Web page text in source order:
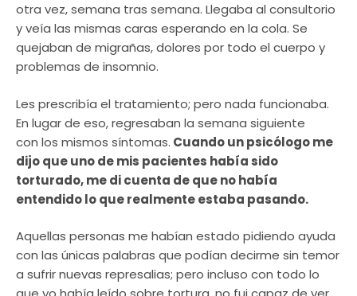
otra vez, semana tras semana. Llegaba al consultorio
y veía las mismas caras esperando en la cola. Se
quejaban de migrañas, dolores por todo el cuerpo y
problemas de insomnio.
Les prescribía el tratamiento; pero nada funcionaba.
En lugar de eso, regresaban la semana siguiente
con los mismos síntomas. Cuando un psicólogo me
dijo que uno de mis pacientes había sido
torturado, me di cuenta de que no había
entendido lo que realmente estaba pasando.
Aquellas personas me habían estado pidiendo ayuda
con las únicas palabras que podían decirme sin temor
a sufrir nuevas represalias; pero incluso con todo lo